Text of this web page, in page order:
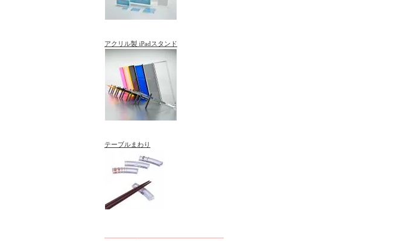
アクリル製 iPadスタンド
テーブルまわり